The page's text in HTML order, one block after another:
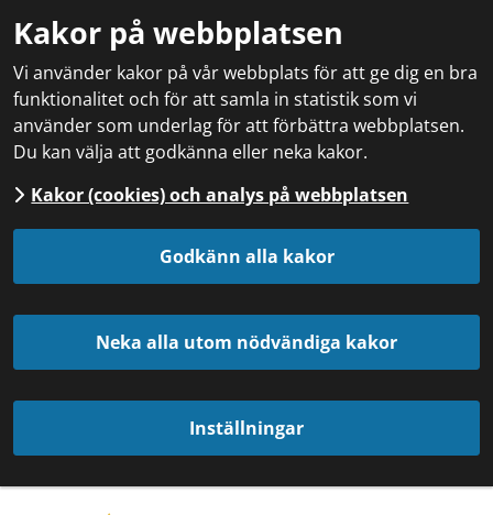
Kakor på webbplatsen
Vi använder kakor på vår webbplats för att ge dig en bra
funktionalitet och för att samla in statistik som vi
använder som underlag för att förbättra webbplatsen.
Du kan välja att godkänna eller neka kakor.
Kakor (cookies) och analys på webbplatsen
Godkänn alla kakor
Neka alla utom nödvändiga kakor
Inställningar